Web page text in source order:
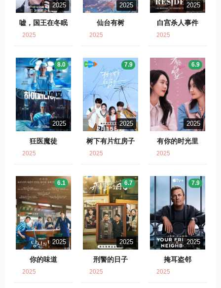
2025
嘘，国王在冬眠
2025
2025
仙台有树
2025
2025
白宫杀人事件
2025
2025
狂医魔徒
8.0
2025
2025
树下有片红房子
7.9
2025
2025
有你的时光里
6.9
2025
2025
你的味道
6.1
2025
2025
刑警的日子
6.7
2025
2025
掩耳盗邻
7.9
2025